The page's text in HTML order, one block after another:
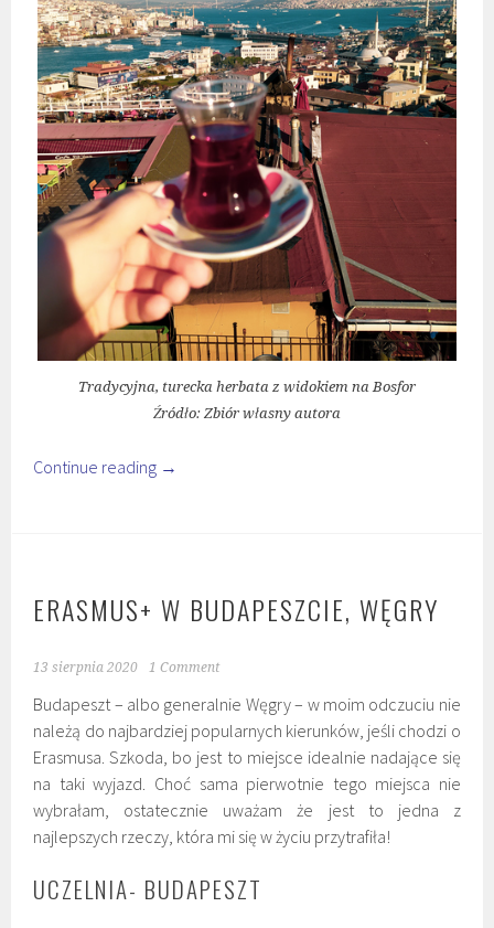
Tradycyjna, turecka herbata z widokiem na Bosfor
Źródło: Zbiór własny autora
Continue reading →
ERASMUS+ W BUDAPESZCIE, WĘGRY
13 sierpnia 2020 1 Comment
Budapeszt – albo generalnie Węgry – w moim odczuciu nie
należą do najbardziej popularnych kierunków, jeśli chodzi o
Erasmusa. Szkoda, bo jest to miejsce idealnie nadające się
na taki wyjazd. Choć sama pierwotnie tego miejsca nie
wybrałam, ostatecznie uważam że jest to jedna z
najlepszych rzeczy, która mi się w życiu przytrafiła!
UCZELNIA- BUDAPESZT